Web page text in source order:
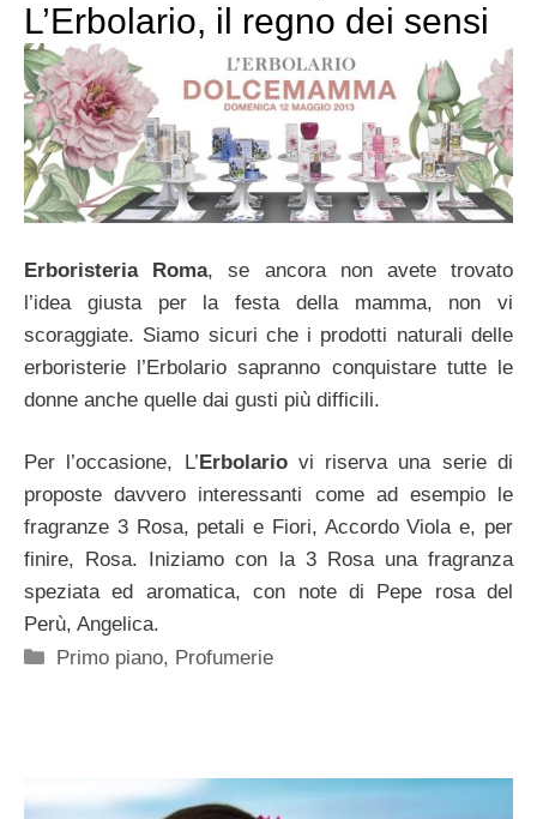
L’Erbolario, il regno dei sensi
Erboristeria Roma, se ancora non avete trovato
l’idea giusta per la festa della mamma, non vi
scoraggiate. Siamo sicuri che i prodotti naturali delle
erboristerie l’Erbolario sapranno conquistare tutte le
donne anche quelle dai gusti più difficili.
Per l’occasione, L’ Erbolariovi riserva una serie di
proposte davvero interessanti come ad esempio le
fragranze 3 Rosa, petali e Fiori, Accordo Viola e, per
finire, Rosa. Iniziamo con la 3 Rosa una fragranza
speziata ed aromatica, con note di Pepe rosa del
Perù, Angelica.
Categorie
Primo piano, Profumerie